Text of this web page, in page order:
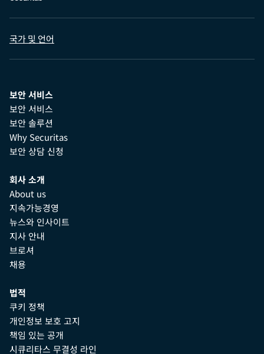
국가 및 언어
보안 서비스
보안 서비스
보안 솔루션
Why Securitas
보안 상담 신청
회사 소개
About us
지속가능경영
뉴스와 인사이트
지사 안내
브로셔
채용
법적
쿠키 정책
개인정보 보호 고지
책임 있는 공개
시큐리타스 무결성 라인